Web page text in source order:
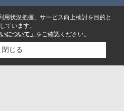
用状況把握、サービス向上検討を目的と
ています。
について」 をご確認ください。
閉じる